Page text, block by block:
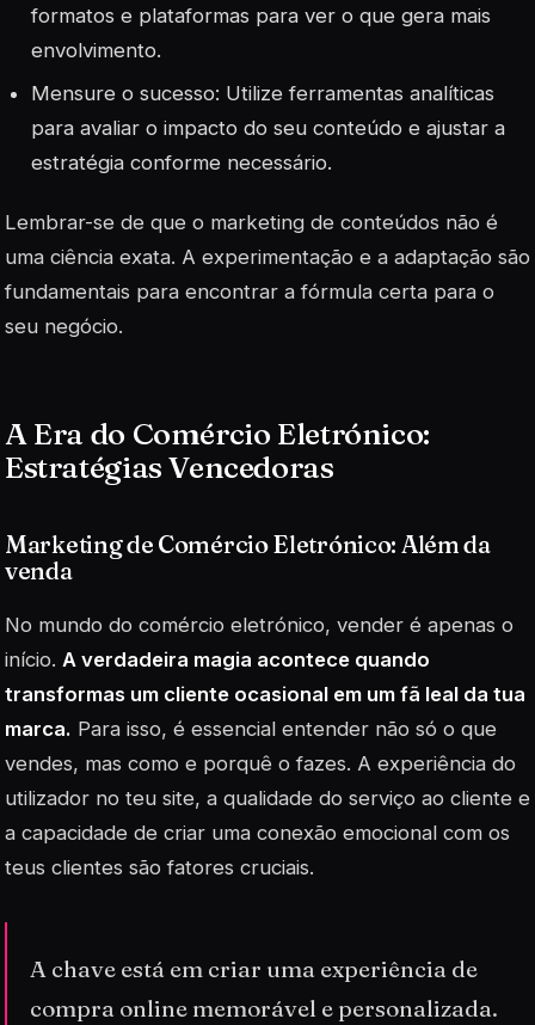
formatos e plataformas para ver o que gera mais
envolvimento.
Mensure o sucesso: Utilize ferramentas analíticas
para avaliar o impacto do seu conteúdo e ajustar a
estratégia conforme necessário.
Lembrar-se de que o marketing de conteúdos não é
uma ciência exata. A experimentação e a adaptação são
fundamentais para encontrar a fórmula certa para o
seu negócio.
A Era do Comércio Eletrónico:
Estratégias Vencedoras
Marketing de Comércio Eletrónico: Além da
venda
No mundo do comércio eletrónico, vender é apenas o
início. A verdadeira magia acontece quando
transformas um cliente ocasional em um fã leal da tua
marca. Para isso, é essencial entender não só o que
vendes, mas como e porquê o fazes. A experiência do
utilizador no teu site, a qualidade do serviço ao cliente e
a capacidade de criar uma conexão emocional com os
teus clientes são fatores cruciais.
A chave está em criar uma experiência de
compra online memorável e personalizada.